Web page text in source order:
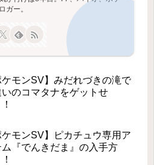
ガー。
ケモンSV】みだれづきの滝で
のコマタナをゲットせ
ケモンSV】ピカチュウ専用ア
ム『でんきだま』の入手方